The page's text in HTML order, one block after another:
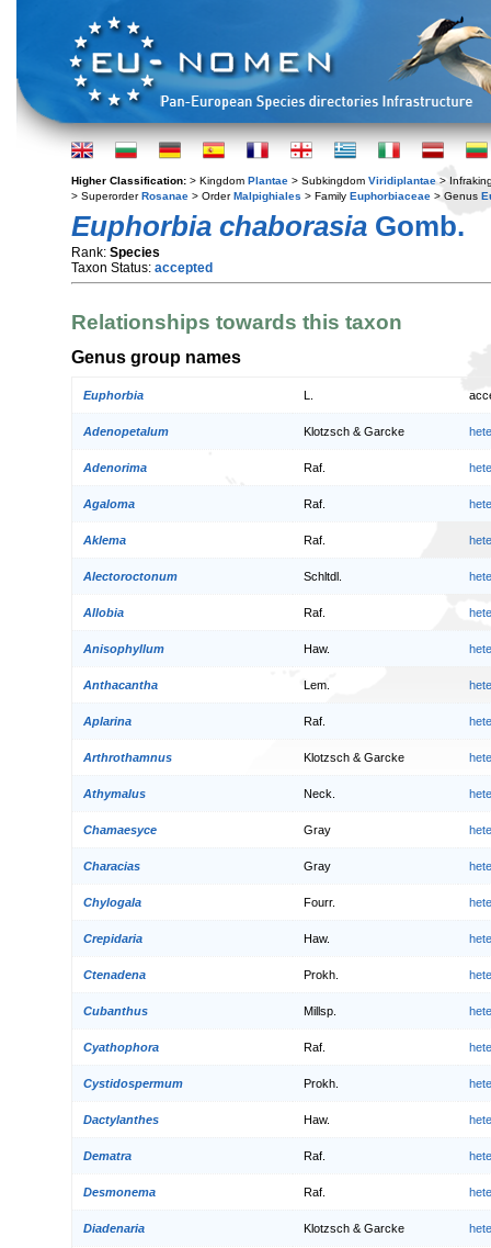
Higher Classification: > Kingdom Plantae > Subkingdom Viridiplantae >
> SuperorderRosanae > OrderMalpighiales > Family Euphorbiaceae > Genus
Euphorbia chaborasia Gomb.
Rank: Species
Taxon Status: accepted
Relationships towards this taxon
Genus group names
Euphorbia
Adenopetalum Klotzsch & Garcke
Adenorima Raf.
Agaloma Raf.
Aklema Raf.
Alectoroctonum Schltdl.
Allobia Raf.
Anisophyllum Haw.
Anthacantha Lem.
Aplarina Raf.
Arthrothamnus Klotzsch & Garcke
Athymalus Neck.
Chamaesyce Gray
Characias Gray
Chylogala Fourr.
Crepidaria Haw.
Ctenadena Prokh.
Cubanthus Millsp.
Cyathophora Raf.
Cystidospermum Prokh.
Dactylanthes Haw.
Dematra Raf.
Desmonema Raf.
Diadenaria Klotzsch & Garcke